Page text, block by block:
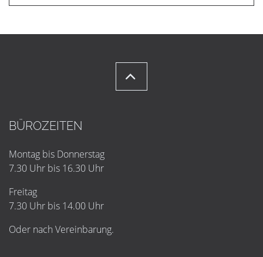
BÜROZEITEN
Montag bis Donnerstag
7.30 Uhr bis 16.30 Uhr
Freitag
7.30 Uhr bis 14.00 Uhr
Oder nach Vereinbarung.